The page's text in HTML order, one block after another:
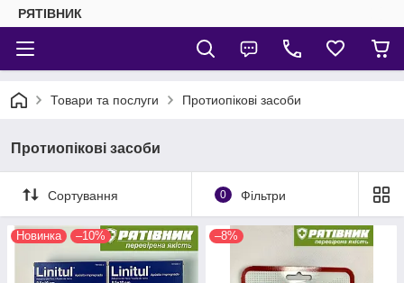
РЯТІВНИК
Товари та послуги Протиопікові засоби
Протиопікові засоби
Сортування 0 Фільтри
Новинка –10% –8%